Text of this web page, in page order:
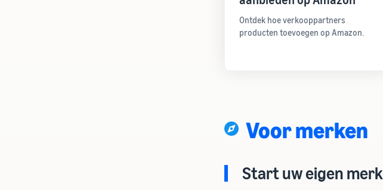
Ontdek hoe verkooppartners
producten toevoegen op Amazon.
Voor merken
Start uw eigen merk